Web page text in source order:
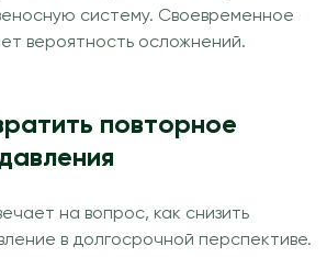
систему. Своевременное
вероятность осложнений.
повторное
на вопрос, как снизить
в долгосрочной перспективе.